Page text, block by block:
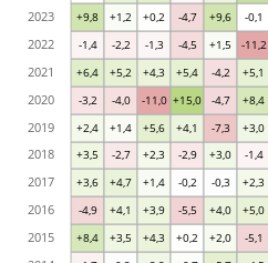
+8,4 +3,5 +4,3 +0,2 +2,0 -5,1
-4,9 +4,1 +3,9 -5,5 +4,0 +5,0
+3,6 +4,7 +1,4 -0,2 -0,3 +2,3
+3,5 -2,7 +2,3 -2,9 +3,0 -1,4
+2,4 +1,4 +5,6 +4,1 -7,3 +3,0
-3,2 -4,0 -11,0 +15,0 -4,7 +8,4
+6,4 +5,2 +4,3 +5,4 -4,2 +5,1
-1,4 -2,2 -1,3 -4,5 +1,5 -11,2
+9,8 +1,2 +0,2 -4,7 +9,6 -0,1
2015
2016
2017
2018
2019
2020
2021
2022
2023